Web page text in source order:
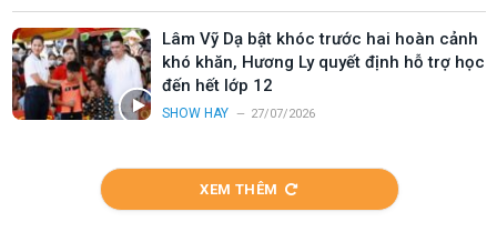
Lâm Vỹ Dạ bật khóc trước hai hoàn cảnh
khó khăn, Hương Ly quyết định hỗ trợ học
đến hết lớp 12
SHOW HAY 27/07/2026
XEM THÊM